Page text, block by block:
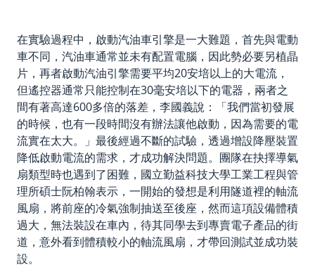
在實驗過程中，啟動汽油車引擎是一大難題，首先與電動
車不同，汽油車通常並未有配置電腦，因此勢必要另植晶
片，再者啟動汽油引擎需要平均20安培以上的大電流，
但遙控器通常只能控制在30毫安培以下的電器，兩者之
間有著高達600多倍的落差，李國義說：「我們當初發展
的時候，也有一段時間沒有辦法讓他啟動，因為需要的電
流實在太大。」最後經過不斷的試驗，透過增設降壓裝置
降低啟動電流的需求，才成功解決問題。團隊在抉擇導氣
扇類型時也遇到了困難，國立勤益科技大學工業工程與管
理所碩士阮柏翰表示，一開始的發想是利用隧道裡的軸流
風扇，將前座的冷氣強制抽送至後座，然而這項設備體積
過大，無法裝設在車內，待其同學去到專賣電子產品的街
道，意外看到體積較小的軸流風扇，才帶回測試並成功裝
設。